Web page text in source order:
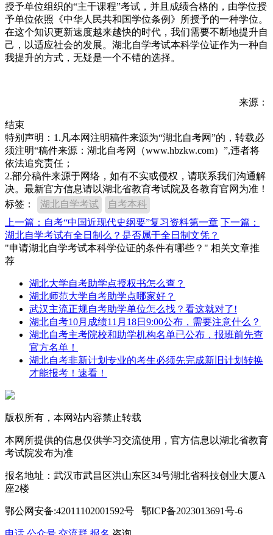
授予单位组织的“主干课程”考试，并且成绩合格的，由学位授
予单位依照《中华人民共和国学位条例》所授予的一种学位。
在这个知识更新速度越来越快的时代，我们需要不断地提升自
己，以适应社会的发展。湖北自学考试本科学位证作为一种自
我提升的方式，无疑是一个不错的选择。
来源：
结束
特别声明：1.凡本网注明稿件来源为“湖北自考网”的，转载必
须注明“稿件来源：湖北自考网（www.hbzkw.com）”,违者将
依法追究责任；
2.部分稿件来源于网络，如有不实或侵权，请联系我们沟通解
决。最新官方信息请以湖北省教育考试院及各教育官网为准！
标签：
湖北自学考试
自考本科
上一篇：自考“中国近现代史纲要”复习资料第一章 下一篇：
湖北自学考试有全日制么？是否属于全日制文凭？
"申请湖北自学考试本科学位证的条件有哪些？" 相关文章推
荐
湖北大学自考助学点授权书怎么查？
湖北师范大学自考助学点哪家好？
武汉主流正规自考助学单位怎么找？看这就对了!
湖北自考10月成绩11月18日9:00公布，需要注意什么？
湖北自考主考院校和助学机构名单已公布，报班前先查
官方名单！
湖北自考非新计划专业的考生必须先完成新旧计划转换
才能报考！速看！
版权所有，本网站内容禁止转载
本网所提供的信息仅供学习交流使用，官方信息以湖北省教育
考试院发布为准
报名地址：武汉市武昌区洪山东区34号湖北省科技创业大厦A
座2楼
鄂公网安备:42011102001592号 鄂ICP备2023013691号-6